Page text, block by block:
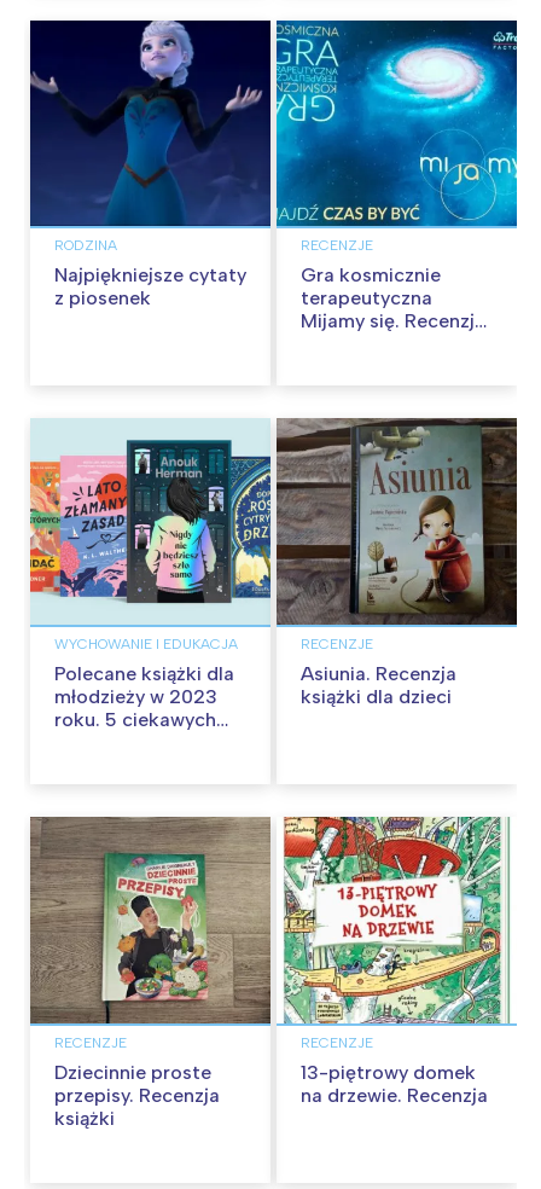
RODZINA
Najpiękniejsze cytaty
z piosenek
RECENZJE
Gra kosmicznie
terapeutyczna
Mijamy się. Recenzja
WYCHOWANIE I EDUKACJA
Polecane książki dla
młodzieży w 2023
roku. 5 ciekawych
RECENZJE
Asiunia. Recenzja
książki dla dzieci
RECENZJE
Dziecinnie proste
przepisy. Recenzja
książki
RECENZJE
13-piętrowy domek
na drzewie. Recenzja